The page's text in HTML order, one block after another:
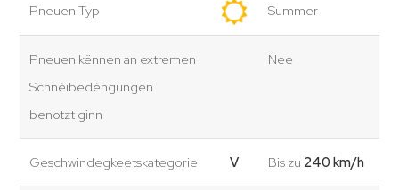
Pneuen Typ Summer
Pneuen kënnen an extremen
Schnéibedéngungen
benotzt ginn
Nee
Geschwindegkeetskategorie V Bis zu 240 km/h